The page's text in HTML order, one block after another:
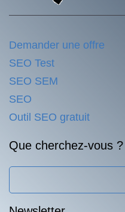
Demander une offre
SEO Test
SEO SEM
SEO
Outil SEO gratuit
Que cherchez-vous ?